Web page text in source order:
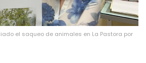
el saqueo de animales en La Pastora por